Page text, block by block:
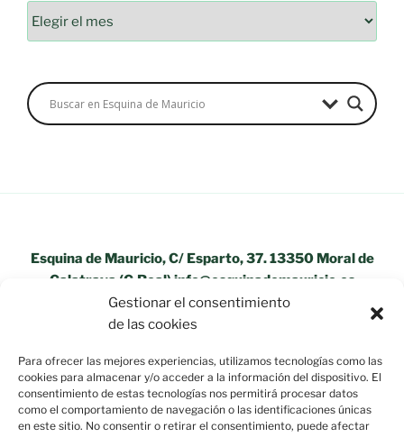
Gestionar el consentimiento
de las cookies
Para ofrecer las mejores experiencias, utilizamos tecnologías como las
cookies para almacenar y/o acceder a la información del dispositivo. El
consentimiento de estas tecnologías nos permitirá procesar datos
como el comportamiento de navegación o las identificaciones únicas
en este sitio. No consentir o retirar el consentimiento, puede afectar
Esquina de Mauricio, C/ Esparto, 37. 13350 Moral de
Calatrava (C.Real) info@esquinademauricio.es
«Aviso Legal»